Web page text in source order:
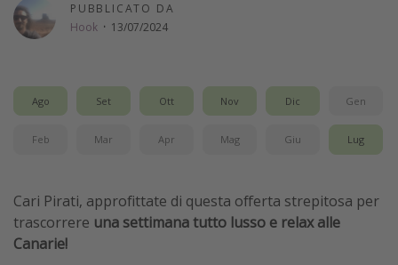
PUBBLICATO DA
Hook · 13/07/2024
Ago Set Ott Nov Dic Gen
Feb Mar Apr Mag Giu Lug
Cari Pirati, approfittate di questa offerta strepitosa per
trascorrere una settimana tutto lusso e relax alle
Canarie!